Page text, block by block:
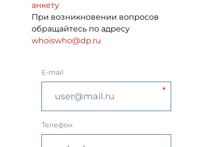
анкету
При возникновении вопросов
обращайтесь по адресу
whoiswho@dp.ru
E-mail
Телефон